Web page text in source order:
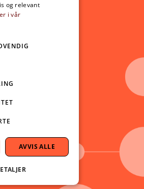
medier:
og relevant
i vår
AVVIS ALLE